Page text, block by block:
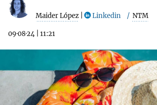
Maider López Linkedin NTM
09·08·24 11:21